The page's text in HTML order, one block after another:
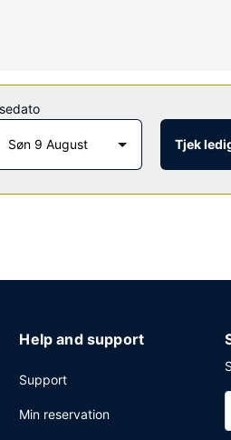
af bruser/badekar samt
serveres på hverdage
Søn 9 August Tjek
Help and support
Support
Min reservation